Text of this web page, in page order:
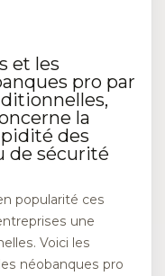
et les
pro par
la
des
de sécurité
popularité ces
une
Voici les
néobanques pro